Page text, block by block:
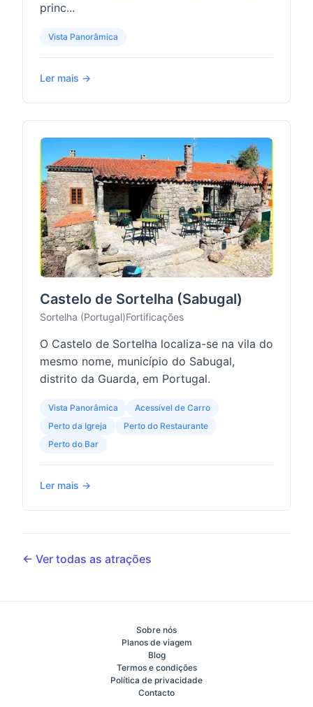
princ...
Vista Panorâmica
Ler mais →
Castelo de Sortelha (Sabugal)
Sortelha (Portugal)Fortificações
O Castelo de Sortelha localiza-se na vila do
mesmo nome, município do Sabugal,
distrito da Guarda, em Portugal.
Vista Panorâmica
Acessível de Carro
Perto da Igreja
Perto do Restaurante
Perto do Bar
Ler mais →
← Ver todas as atrações
Sobre nós
Planos de viagem
Blog
Termos e condições
Política de privacidade
Contacto